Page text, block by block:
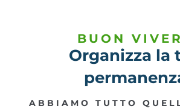
BUON
Organizza la
ABBIAMO TUTTO